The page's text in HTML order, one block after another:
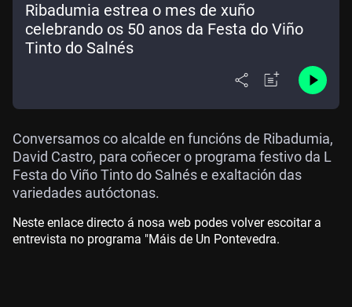
Ribadumia estrea o mes de xuño
celebrando os 50 anos da Festa do Viño
Tinto do Salnés
Conversamos co alcalde en funcións de Ribadumia,
David Castro, para coñecer o programa festivo da L
Festa do Viño Tinto do Salnés e exaltación das
variedades autóctonas.
Neste enlace directo á nosa web podes volver escoitar a
entrevista no programa "Máis de Un Pontevedra.